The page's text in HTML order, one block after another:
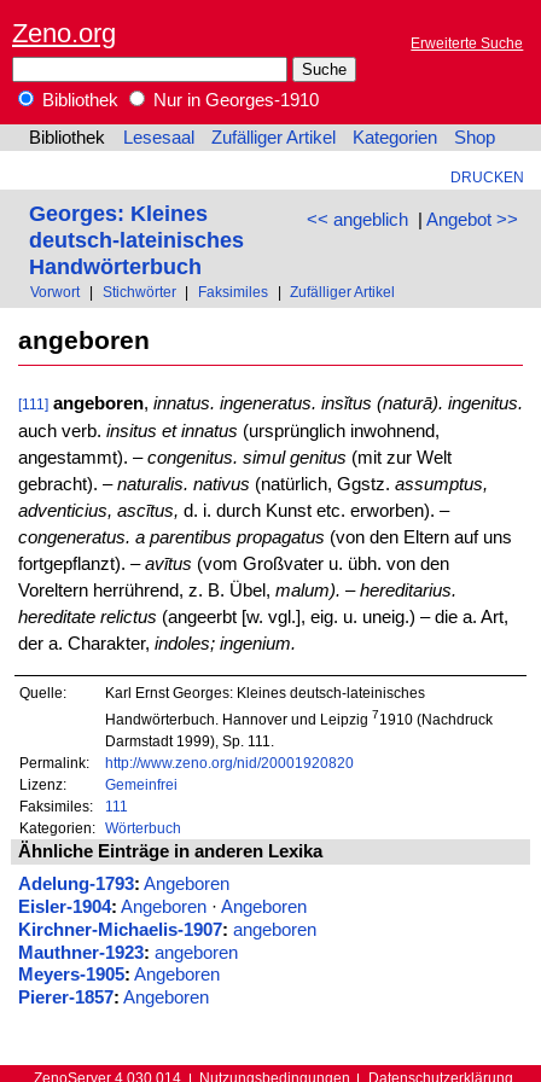
Zeno.org Erweiterte Suche
Bibliothek
Nur in Georges-1910
Bibliothek
Lesesaal Zufälliger Artikel Kategorien Shop
DRUCKEN
<< angeblich| Angebot >>
Georges: Kleines
deutsch-lateinisches
Handwörterbuch
Vorwort Stichwörter Faksimiles Zufälliger Artikel
angeboren
[111] angeboren, innatus. ingeneratus. insǐtus (naturā). ingenitus.
auch verb. insitus et innatus (ursprünglich inwohnend,
angestammt). –congenitus. simul genitus (mit zur Welt
gebracht). –naturalis. nativus (natürlich, Ggstz. assumptus,
adventicius, ascītus, d. i. durch Kunst etc. erworben). –
congeneratus. a parentibus propagatus (von den Eltern auf uns
fortgepflanzt). –avītus (vom Großvater u. übh. von den
Voreltern herrührend, z. B. Übel, malum). – hereditarius.
hereditate relictus (angeerbt [w. vgl.], eig. u. uneig.) – die a. Art,
der a. Charakter, indoles; ingenium.
Quelle:
Karl Ernst Georges: Kleines deutsch-lateinisches
Handwörterbuch. Hannover und Leipzig 71910 (Nachdruck
Darmstadt 1999), Sp. 111.
Permalink:
http://www.zeno.org/nid/20001920820
Lizenz:
Gemeinfrei
Faksimiles:
111
Kategorien:
Wörterbuch
Ähnliche Einträge in anderen Lexika
Adelung-1793: Angeboren
Eisler-1904: Angeboren· Angeboren
Kirchner-Michaelis-1907: angeboren
Mauthner-1923: angeboren
Meyers-1905: Angeboren
Pierer-1857: Angeboren
ZenoServer 4.030.014 Nutzungsbedingungen Datenschutzerklärung